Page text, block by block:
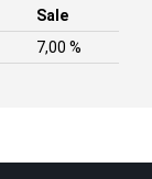
Sale
7,00 %